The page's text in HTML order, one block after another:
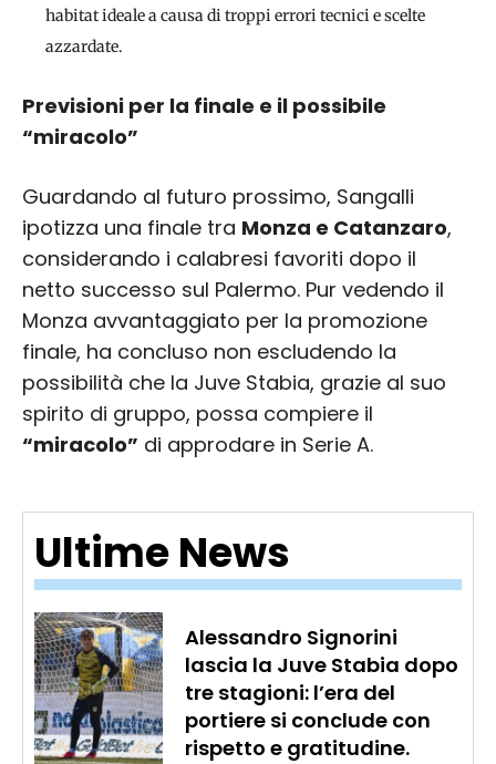
Ultime News
Alessandro Signorini
lascia la Juve Stabia dopo
tre stagioni: l’era del
portiere si conclude con
rispetto e gratitudine.
habitat ideale a causa di troppi errori tecnici e scelte
azzardate.
Previsioni per la finale e il possibile
“miracolo”
Guardando al futuro prossimo, Sangalli
ipotizza una finale tra Monza e Catanzaro,
considerando i calabresi favoriti dopo il
netto successo sul Palermo. Pur vedendo il
Monza avvantaggiato per la promozione
finale, ha concluso non escludendo la
possibilità che la Juve Stabia, grazie al suo
spirito di gruppo, possa compiere il
“miracolo” di approdare in Serie A.